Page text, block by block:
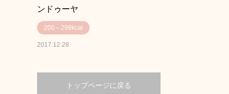
ンドゥーヤ
200～299kcal
2017.12.28
トップページに戻る